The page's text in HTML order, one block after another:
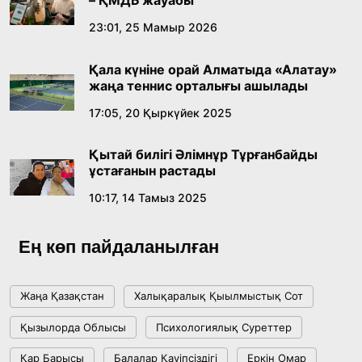
Қазақ тіліндегі «құт» концептісінің
09:21, 21 Шілде 2026
Абайдың адам тәрбиесі туралы
18:59, 20 Шілде 2026
ме, әлде бәсекелесі ме?
Ұлттық архивтің ашылғанына 20 жыл: негізгі
жетістіктері мен даму бағыты
23:01, 25 Мамыр 2026
Қала күніне орай Алматыда «Алатау»
жаңа теннис орталығы ашылады
17:05, 20 Қыркүйек 2025
Қытай билігі Әлімнұр Тұрғанбайды
ұстағанын растады
10:17, 14 Тамыз 2025
Ең көп пайдаланылған
Жаңа Қазақстан Халықаралық Қыылмыстық Сот
Қызылорда Облысы Психологиялық Суреттер
Қар Барысы Балалар Қауіпсіздігі Еркін Омар